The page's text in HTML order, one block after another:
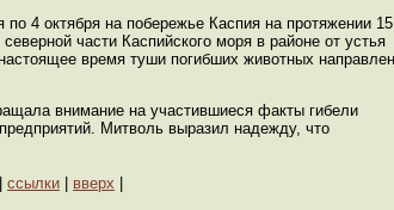
4 октября на побережье Каспия на протяжении 15
части Каспийского моря в районе от устья
время туши погибших животных
внимание на участившиеся факты гибели
Митволь выразил надежду, что
ссылки вверх